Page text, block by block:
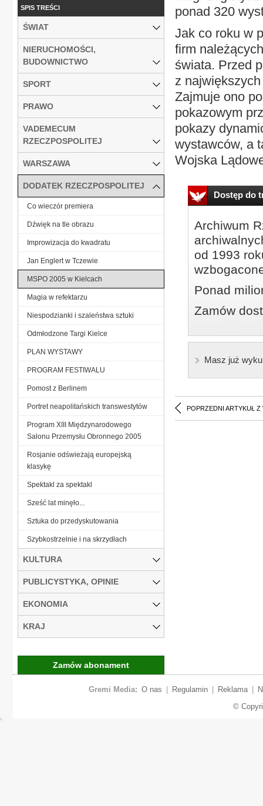
ponad 320
Jak co roku w
firm
świata. Przed
z
Zajmuje ono
pokazowym
pokazy
wystawców, a
Wojska
Dostęp do
Archiwum
od 1993
Ponad
Zamów
Masz już
POPRZEDNI ARTYKUŁ Z
SPIS TREŚCI
ŚWIAT
NIERUCHOMOŚCI,
BUDOWNICTWO
SPORT
PRAWO
VADEMECUM
RZECZPOSPOLITEJ
WARSZAWA
DODATEK RZECZPOSPOLITEJ
Co wieczór premiera
Dźwięk na tle obrazu
Improwizacja do kwadratu
Jan Englert w Tczewie
MSPO 2005 w Kielcach
Magia w refektarzu
Niespodzianki i szaleństwa sztuki
Odmłodzone Targi Kielce
PLAN WYSTAWY
PROGRAM FESTIWALU
Pomost z Berlinem
Portret neapolitańskich transwestytów
Program XIII Międzynarodowego
Salonu Przemysłu Obronnego 2005
Rosjanie odświeżają europejską
klasykę
Spektakl za spektakl
Sześć lat minęło...
Sztuka do przedyskutowania
Szybkostrzelnie i na skrzydłach
KULTURA
PUBLICYSTYKA, OPINIE
EKONOMIA
KRAJ
Zamów abonament
Gremi Media: O nas Regulamin Reklama
©